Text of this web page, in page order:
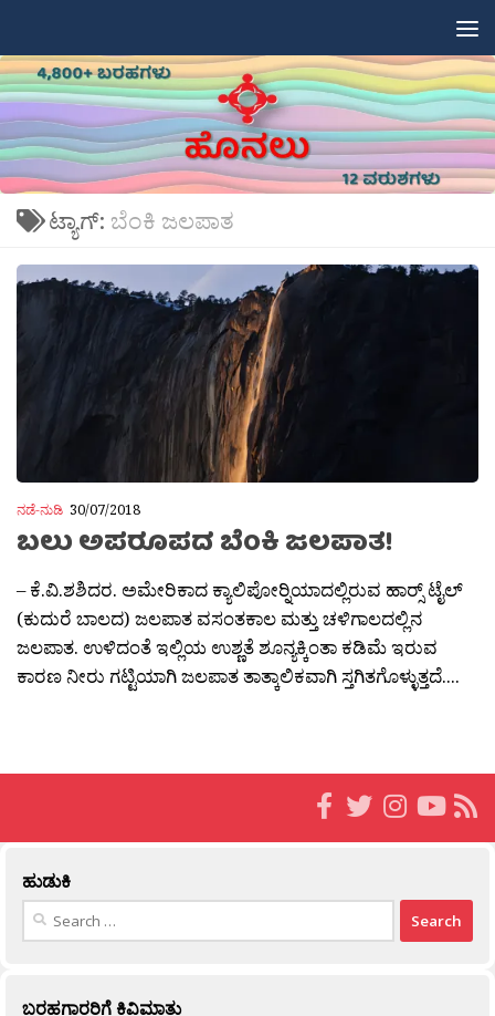
ಟ್ಯಾಗ್: ಬೆಂಕಿ ಜಲಪಾತ
ನಡೆ-ನುಡಿ 30/07/2018
ಬಲು ಅಪರೂಪದ ಬೆಂಕಿ ಜಲಪಾತ!
– ಕೆ.ವಿ.ಶಶಿದರ. ಅಮೇರಿಕಾದ ಕ್ಯಾಲಿಪೋರ‍್ನಿಯಾದಲ್ಲಿರುವ ಹಾರ‍್ಸ್ ಟೈಲ್
(ಕುದುರೆ ಬಾಲದ) ಜಲಪಾತ ವಸಂತಕಾಲ ಮತ್ತು ಚಳಿಗಾಲದಲ್ಲಿನ
ಜಲಪಾತ. ಉಳಿದಂತೆ ಇಲ್ಲಿಯ ಉಶ್ಣತೆ ಶೂನ್ಯಕ್ಕಿಂತಾ ಕಡಿಮೆ ಇರುವ
ಕಾರಣ ನೀರು ಗಟ್ಟಿಯಾಗಿ ಜಲಪಾತ ತಾತ್ಕಾಲಿಕವಾಗಿ ಸ್ತಗಿತಗೊಳ್ಳುತ್ತದೆ....
ಹುಡುಕಿ
Search
ಬರಹಗಾರರಿಗೆ ಕಿವಿಮಾತು